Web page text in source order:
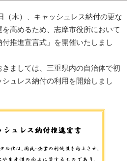
木）、キャッシュレス納付の更な
高めるため、志摩市役所において
付推進宣言式」を開催いたしまし
ましては、三重県内の自治体で初
ュレス納付の利用を開始しまし